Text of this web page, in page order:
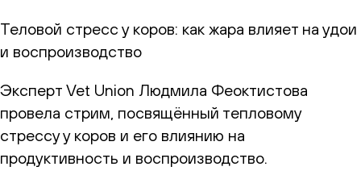
Теловой стресс у коров: как жара влияет на удои
и воспроизводство
Эксперт Vet Union Людмила Феоктистова
провела стрим, посвящённый тепловому
стрессу у коров и его влиянию на
продуктивность и воспроизводство.